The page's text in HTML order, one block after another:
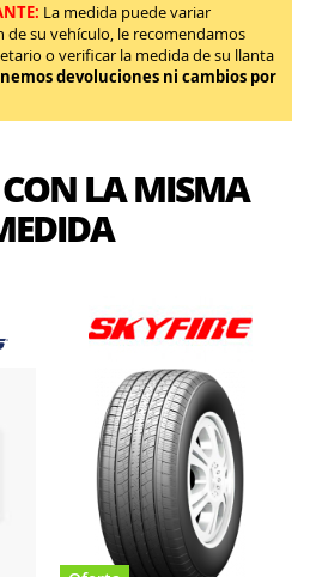
La medida puede variar
su vehículo, le recomendamos
o verificar la medida de su llanta
devoluciones ni cambios por
LA MISMA